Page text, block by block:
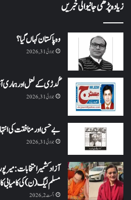
زیادہ پڑھی جانیوالی خبریں
وہ پاکستان کہاں گیا؟
جولائی 31, 2026
گُدڑی کے لعل اور ہماری
جولائی 31, 2026
بے حسی اور منافقت کی
جولائی 31, 2026
آزاد کشمیر انتخابات:
مسلم لیگ (ن) کی کامیابی
اگست 2, 2026